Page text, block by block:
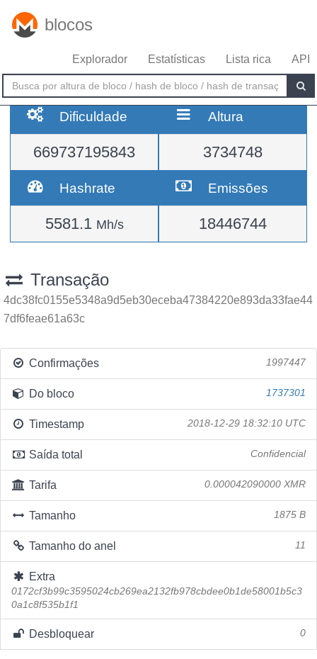
blocos
Explorador Estatísticas Lista rica API
Dificuldade
669737195843
Altura
3734748
Hashrate
5581.1 Mh/s
Emissões
18446744
Transação
4dc38fc0155e5348a9d5eb30eceba47384220e893da33fae44
7df6feae61a63c
Confirmações 1997447
Do bloco 1737301
Timestamp 2018-12-29 18:32:10 UTC
Saída total Confidencial
Tarifa 0.000042090000 XMR
Tamanho 1875 B
Tamanho do anel 11
Extra
0172cf3b99c3595024cb269ea2132fb978cbdee0b1de58001b5c3
0a1c8f535b1f1
Desbloquear 0